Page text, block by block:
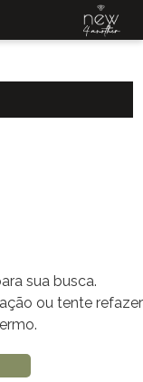
sua busca.
ou tente refazer